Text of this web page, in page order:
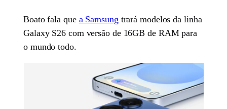
Boato fala que a Samsung trará modelos da linha
Galaxy S26 com versão de 16GB de RAM para
o mundo todo.